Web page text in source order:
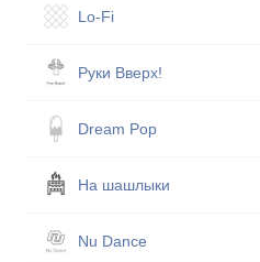
Lo-Fi
Руки Вверх!
Dream Pop
На шашлыки
Nu Dance